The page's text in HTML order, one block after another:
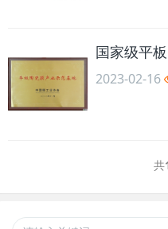
国家级平
2023-02-16
共